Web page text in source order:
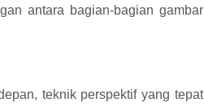
antara bagian-bagian gambar
teknik perspektif yang tepat